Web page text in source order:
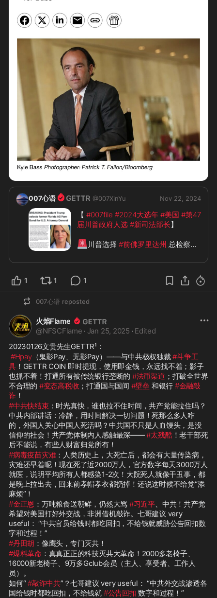
007心语 @007XinYu Nov 22, 2024
【 #007file #2024大选年 #美国 #第47
届川普政府人选 #新司法部长】
🚨 川普选择 #前佛罗里达州
🫢阴盛阳衰
的时代
-#马特·盖茨“全身而退”，轻松上阵的
目🤓🤗
❇️ 一进一退，非常完美的deal
❇️ #陆军
贝雷帽……阵营摆好了吗？🤨😉 好像
还缺了一个阵营，给点无脑风暴的时间
🤣🤣🤣
1 1 1
007心语 reposted
火焰Flame
@NFSCFlame · Jan 25, 2025 · Edited
20230126文贵先生GETTR¹：
#Hpay（鬼影Pay、无影Pay）——与中共极权独裁 #斗争工
具！GETTR COIN 即时提现，使用即金钱，永远找不着；影子
也抓不着！打通所有被传统银行垄断的 #法币渠道 ；打破全世界
不合理的 #变态高税收 ；打通国与国间 #壁垒 和银行 #金融敲
诈！
#中共快结束 ：时光真快，谁也拉不住时间，共产党能拉住吗？
中共内部讲话：冷静，用时间解决一切问题！死那么多人咋
的，外国人关心中国人死活吗？中共国不只是人血馒头，是没
信仰的社会！共产党体制内人感触最深—— #太残酷！老干部死
后不能说，有些人财富归党所有！
#病毒疫苗灾难：人类历史上，大死亡后，都会有大量传染病，
灾难还早着呢！现在死了近2000万人，官方数字每天3000万人
就医，说明平均所有人都感染1-2次！大院死人就像干丑事，都
是晚上拉出去，回来前孝帽孝衣都扔掉！还说这时候不给党“添
麻烦”！
#金正恩 ：万吨粮食送朝鲜，仍然大骂 #习近平、中共！共产党
希望对美国打好外交战，非洲借机敲诈。七哥建议 very
useful： “中共官员给钱时都吃回扣，不给钱就威胁公告回扣数
字和过程！”
#丹田胡 ：像鹰头，专门灭共！
#爆料革命 ：真真正正的科技灭共大革命！2000多老椅子、
16000新老椅子、9万多Gclub会员（主人、享受者、工作人
员）。
如何“ #敲诈中共”？七哥建议 very useful： “中共外交战渗透各
国给钱时都吃回扣，不给钱就 #公告回扣 数字和过程！”